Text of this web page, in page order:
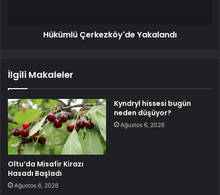
Hükümlü Çerkezköy'de Yakalandı
İlgili Makaleler
Oltu’da Misafir Kirazı
Hasadı Başladı
Ağustos 6, 2026
Kyndryl hissesi bugün
neden düşüyor?
Ağustos 6, 2026